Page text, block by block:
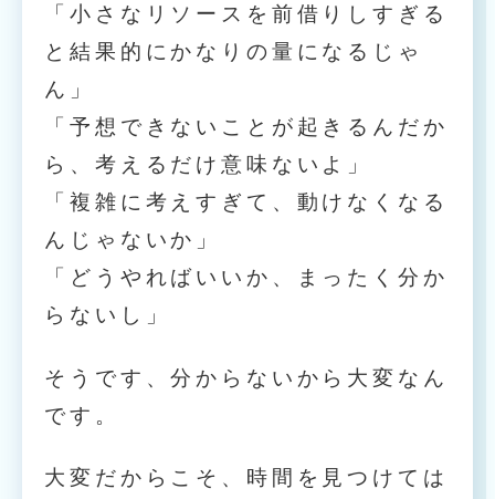
「小さなリソースを前借りしすぎる
と結果的にかなりの量になるじゃ
ん」
「予想できないことが起きるんだか
ら、考えるだけ意味ないよ」
「複雑に考えすぎて、動けなくなる
んじゃないか」
「どうやればいいか、まったく分か
らないし」
そうです、分からないから大変なん
です。
大変だからこそ、時間を見つけては